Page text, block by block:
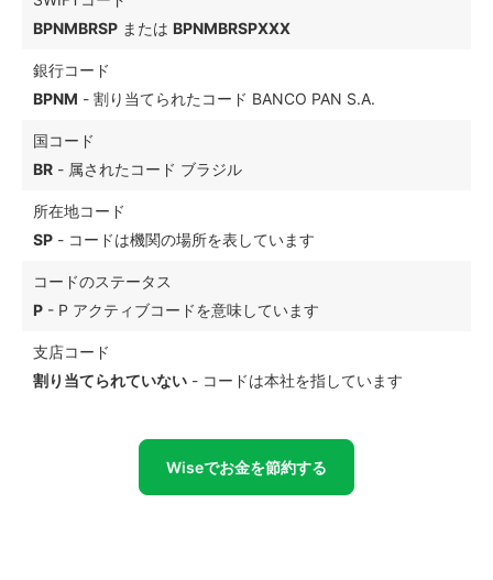
BPNMBRSP または BPNMBRSPXXX
銀行コード
BPNM - 割り当てられたコード BANCO PAN S.A.
国コード
BR - 属されたコード ブラジル
所在地コード
SP - コードは機関の場所を表しています
コードのステータス
P - P アクティブコードを意味しています
支店コード
割り当てられていない - コードは本社を指しています
Wiseでお金を節約する